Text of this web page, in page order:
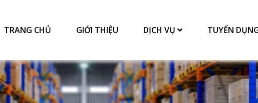
TRANG CHỦ GIỚI THIỆU DỊCH VỤ TUYỂN